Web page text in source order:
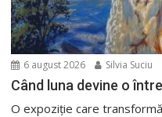
6 august 2026 Silvia Suciu
Când luna devine o
O expoziție care